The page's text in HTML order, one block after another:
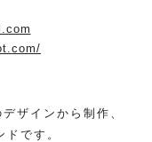
ザインから制作、
です。